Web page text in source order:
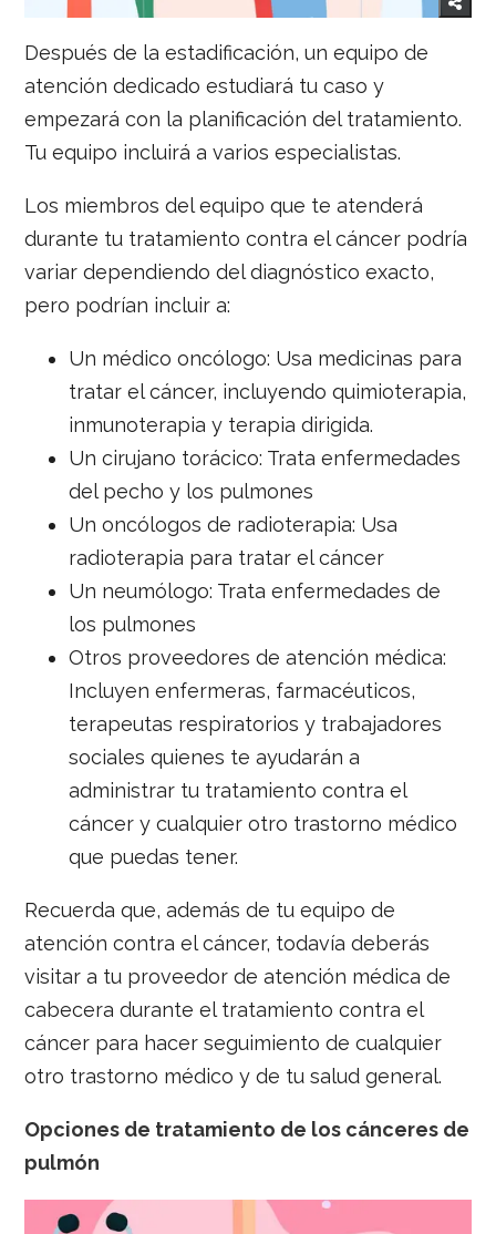
Después de la estadificación, un equipo de
atención dedicado estudiará tu caso y
empezará con la planificación del tratamiento.
Tu equipo incluirá a varios especialistas.
Los miembros del equipo que te atenderá
durante tu tratamiento contra el cáncer podría
variar dependiendo del diagnóstico exacto,
pero podrían incluir a:
Un médico oncólogo: Usa medicinas para
tratar el cáncer, incluyendo quimioterapia,
inmunoterapia y terapia dirigida.
Un cirujano torácico: Trata enfermedades
del pecho y los pulmones
Un oncólogos de radioterapia: Usa
radioterapia para tratar el cáncer
Un neumólogo: Trata enfermedades de
los pulmones
Otros proveedores de atención médica:
Incluyen enfermeras, farmacéuticos,
terapeutas respiratorios y trabajadores
sociales quienes te ayudarán a
administrar tu tratamiento contra el
cáncer y cualquier otro trastorno médico
que puedas tener.
Recuerda que, además de tu equipo de
atención contra el cáncer, todavía deberás
visitar a tu proveedor de atención médica de
cabecera durante el tratamiento contra el
cáncer para hacer seguimiento de cualquier
otro trastorno médico y de tu salud general.
Opciones de tratamiento de los cánceres de
pulmón